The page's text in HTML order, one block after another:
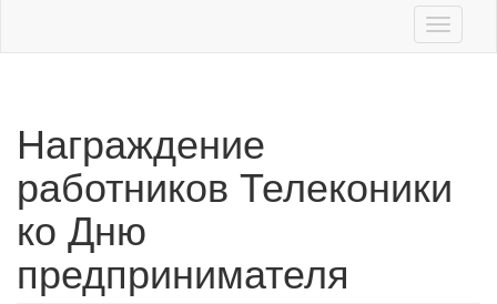
Toggle
Награждение
работников Телеконики
ко Дню
предпринимателя